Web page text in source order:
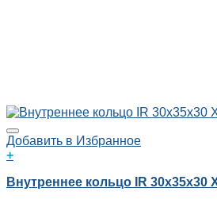
Добавить в Избранное
+
Внутреннее кольцо IR 30x35x30